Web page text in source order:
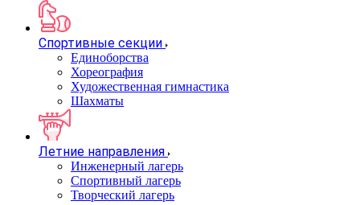
Спортивные секции
Единоборства
Хореография
Художественная гимнастика
Шахматы
Летние направления
Инженерный лагерь
Спортивный лагерь
Творческий лагерь